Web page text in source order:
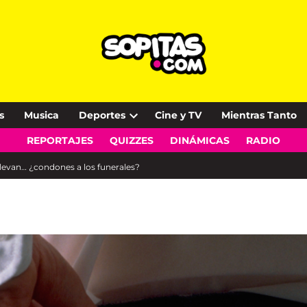
Musica Deportes
Open
dropdown
Cine y TV Mientras Tanto
REPORTAJES QUIZZES DINÁMICAS RADIO
¿condones a los funerales?